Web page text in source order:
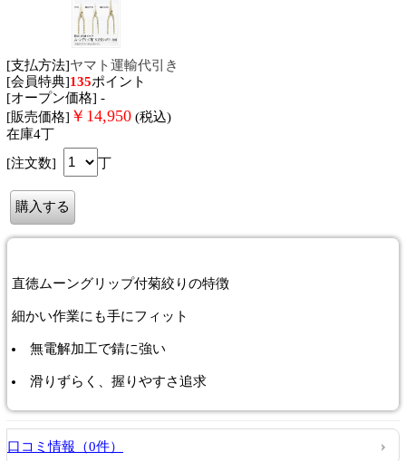
[支払方法]ヤマト運輸代引き
[会員特典]135ポイント
[オープン価格] -
[販売価格] ￥ 14,950 (税込)
在庫4丁
[注文数]
丁
直徳ムーングリップ付菊絞りの特徴
細かい作業にも手にフィット
無電解加工で錆に強い
滑りずらく、握りやすさ追求
口コミ情報（0件）